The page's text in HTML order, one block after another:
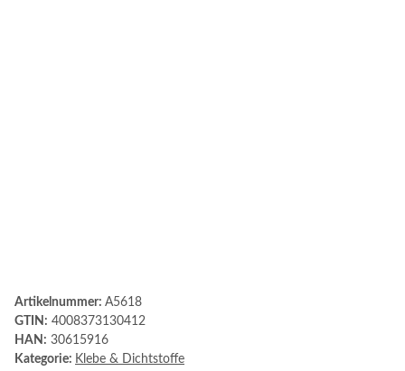
Artikelnummer: A5618
GTIN: 4008373130412
HAN: 30615916
Kategorie: Klebe & Dichtstoffe